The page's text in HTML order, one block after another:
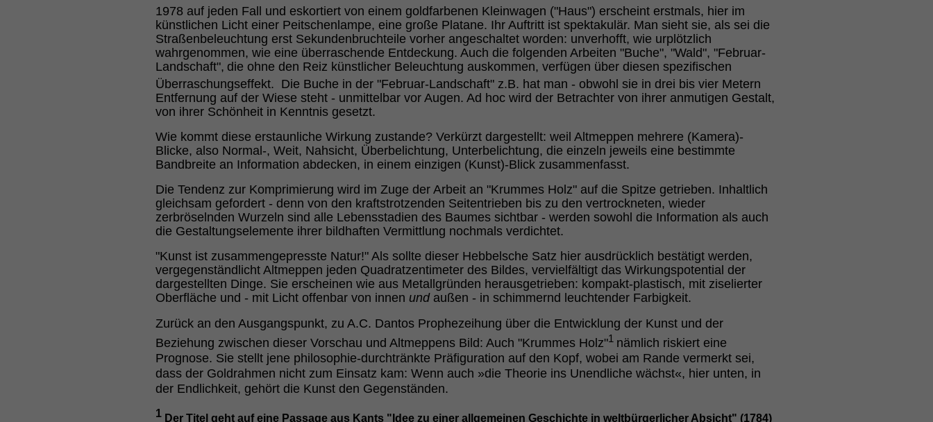
1978 auf jeden Fall und eskortiert von einem goldfarbenen Kleinwagen ("Haus") erscheint erstmals, hier im
künstlichen Licht einer Peitschenlampe, eine große Platane. Ihr Auftritt ist spektakulär. Man sieht sie, als sei die
Straßenbeleuchtung erst Sekundenbruchteile vorher angeschaltet worden: unverhofft, wie urplötzlich
wahrgenommen, wie eine überraschende Entdeckung. Auch die folgenden Arbeiten "Buche", "Wald", "Februar-
Landschaft", die ohne den Reiz künstlicher Beleuchtung auskommen, verfügen über diesen spezifischen
Überraschungseffekt. Die Buche in der "Februar-Landschaft" z.B. hat man - obwohl sie in drei bis vier Metern
Entfernung auf der Wiese steht - unmittelbar vor Augen. Ad hoc wird der Betrachter von ihrer anmutigen Gestalt,
von ihrer Schönheit in Kenntnis gesetzt.
Wie kommt diese erstaunliche Wirkung zustande? Verkürzt dargestellt: weil Altmeppen mehrere (Kamera)-
Blicke, also Normal-, Weit, Nahsicht, Überbelichtung, Unterbelichtung, die einzeln jeweils eine bestimmte
Bandbreite an Information abdecken, in einem einzigen (Kunst)-Blick zusammenfasst.
Die Tendenz zur Komprimierung wird im Zuge der Arbeit an "Krummes Holz" auf die Spitze getrieben. Inhaltlich
gleichsam gefordert - denn von den kraftstrotzenden Seitentrieben bis zu den vertrockneten, wieder
zerbröselnden Wurzeln sind alle Lebensstadien des Baumes sichtbar - werden sowohl die Information als auch
die Gestaltungselemente ihrer bildhaften Vermittlung nochmals verdichtet.
"Kunst ist zusammengepresste Natur!" Als sollte dieser Hebbelsche Satz hier ausdrücklich bestätigt werden,
vergegenständlicht Altmeppen jeden Quadratzentimeter des Bildes, vervielfältigt das Wirkungspotential der
dargestellten Dinge. Sie erscheinen wie aus Metallgründen herausgetrieben: kompakt-plastisch, mit ziselierter
Oberfläche und - mit Licht offenbar von innen und außen - in schimmernd leuchtender Farbigkeit.
Zurück an den Ausgangspunkt, zu A.C. Dantos Prophezeihung über die Entwicklung der Kunst und der
Beziehung zwischen dieser Vorschau und Altmeppens Bild: Auch "Krummes Holz"1 nämlich riskiert eine
Prognose. Sie stellt jene philosophie-durchtränkte Präfiguration auf den Kopf, wobei am Rande vermerkt sei,
dass der Goldrahmen nicht zum Einsatz kam: Wenn auch »die Theorie ins Unendliche wächst«, hier unten, in
der Endlichkeit, gehört die Kunst den Gegenständen.
1 Der Titel geht auf eine Passage aus Kants "Idee zu einer allgemeinen Geschichte in weltbürgerlicher Absicht" (1784)